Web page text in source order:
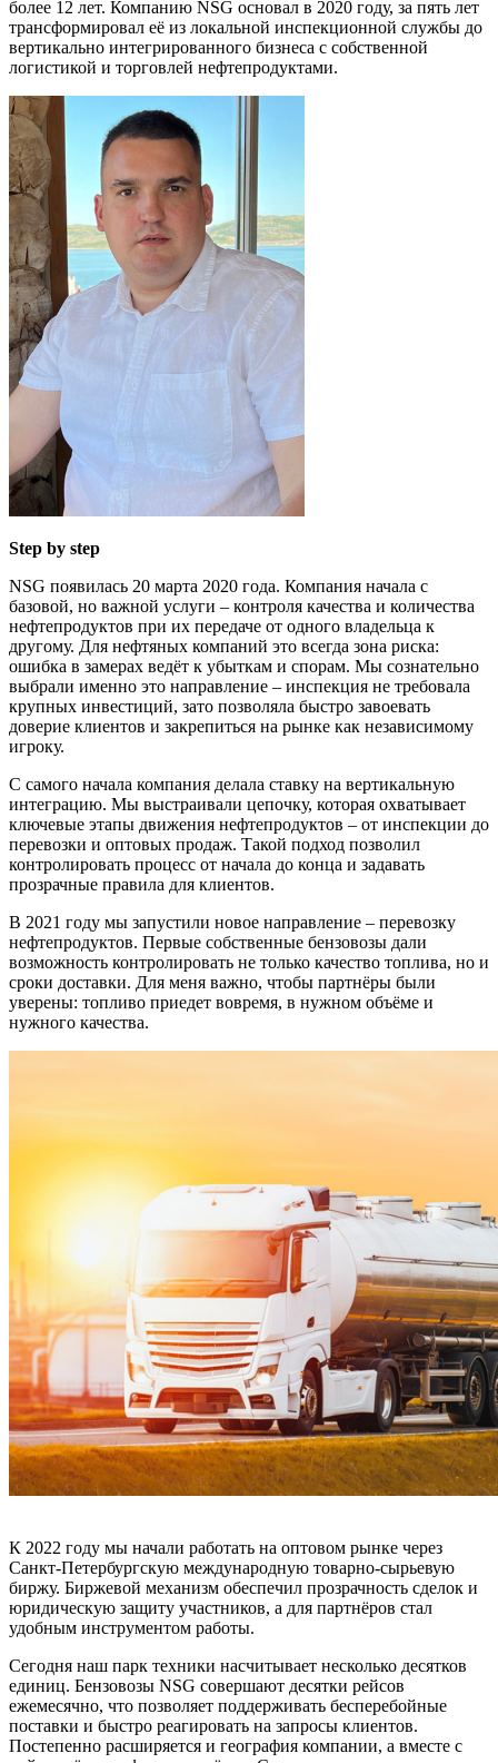
более 12 лет. Компанию NSG основал в 2020 году, за пять лет
трансформировал её из локальной инспекционной службы до
вертикально интегрированного бизнеса с собственной
логистикой и торговлей нефтепродуктами.
Step by step
NSG появилась 20 марта 2020 года. Компания начала с
базовой, но важной услуги – контроля качества и количества
нефтепродуктов при их передаче от одного владельца к
другому. Для нефтяных компаний это всегда зона риска:
ошибка в замерах ведёт к убыткам и спорам. Мы сознательно
выбрали именно это направление – инспекция не требовала
крупных инвестиций, зато позволяла быстро завоевать
доверие клиентов и закрепиться на рынке как независимому
игроку.
С самого начала компания делала ставку на вертикальную
интеграцию. Мы выстраивали цепочку, которая охватывает
ключевые этапы движения нефтепродуктов – от инспекции до
перевозки и оптовых продаж. Такой подход позволил
контролировать процесс от начала до конца и задавать
прозрачные правила для клиентов.
В 2021 году мы запустили новое направление – перевозку
нефтепродуктов. Первые собственные бензовозы дали
возможность контролировать не только качество топлива, но и
сроки доставки. Для меня важно, чтобы партнёры были
уверены: топливо приедет вовремя, в нужном объёме и
нужного качества.
К 2022 году мы начали работать на оптовом рынке через
Санкт-Петербургскую международную товарно-сырьевую
биржу. Биржевой механизм обеспечил прозрачность сделок и
юридическую защиту участников, а для партнёров стал
удобным инструментом работы.
Сегодня наш парк техники насчитывает несколько десятков
единиц. Бензовозы NSG совершают десятки рейсов
ежемесячно, что позволяет поддерживать бесперебойные
поставки и быстро реагировать на запросы клиентов.
Постепенно расширяется и география компании, а вместе с